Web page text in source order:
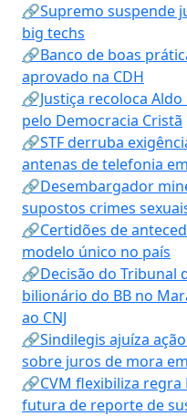
🔗Supremo suspende
big techs
🔗Banco de boas
aprovado na CDH
🔗Justiça recoloca
pelo Democracia Cristã
🔗STF derruba
antenas de telefonia
🔗Desembargador
supostos crimes
🔗Certidões de
modelo único no país
🔗Decisão do Tribunal
bilionário do BB no
ao CNJ
🔗Sindilegis ajuíza
sobre juros de mora
🔗CVM flexibiliza regra
futura de reporte de